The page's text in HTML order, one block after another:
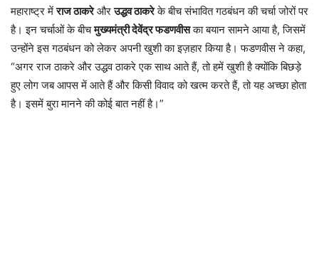
महाराष्ट्र मेंराज ठाकरेऔरउद्धव ठाकरेके बीच संभावित गठबंधन की चर्चा जोरों पर
है। इन चर्चाओं के बीचमुख्यमंत्री देवेंद्र फडणवीसका बयान सामने आया है, जिसमें
उन्होंने इस गठबंधन को लेकर अपनी खुशी का इज़हार किया है। फडणवीस ने कहा,
“अगर राज ठाकरे और उद्धव ठाकरे एक साथ आते हैं, तो हमें खुशी है क्योंकि बिछड़े
हुए लोग जब आपस में आते हैं और किसी विवाद को खत्म करते हैं, तो यह अच्छा होता
है। इसमें बुरा मानने की कोई बात नहीं है।”